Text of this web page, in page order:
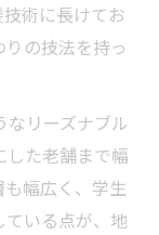
術に長けてお
の技法を持っ
なリーズナブル
た老舗まで幅
幅広く、学生
ている点が、地